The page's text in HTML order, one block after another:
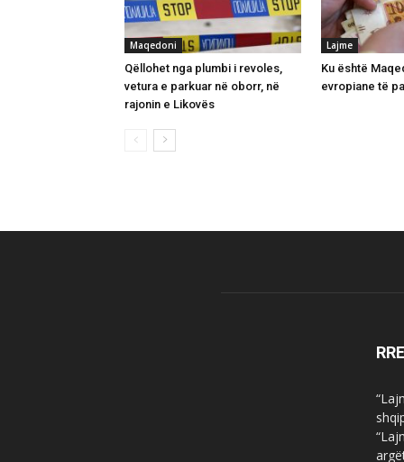
Maqedoni
Qëllohet nga plumbi i revoles,
vetura e parkuar në oborr, në
rajonin e Likovës
Lajme
Ku është
evropiane të